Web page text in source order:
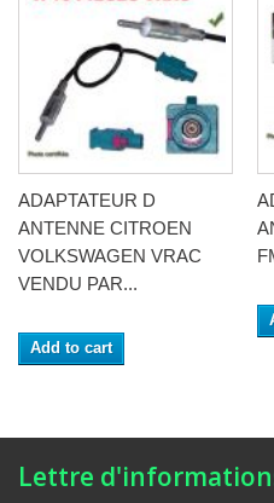
ADAPTATEUR D
ANTENNE CITROEN
VOLKSWAGEN VRAC
VENDU PAR...
Add to cart
Lettre